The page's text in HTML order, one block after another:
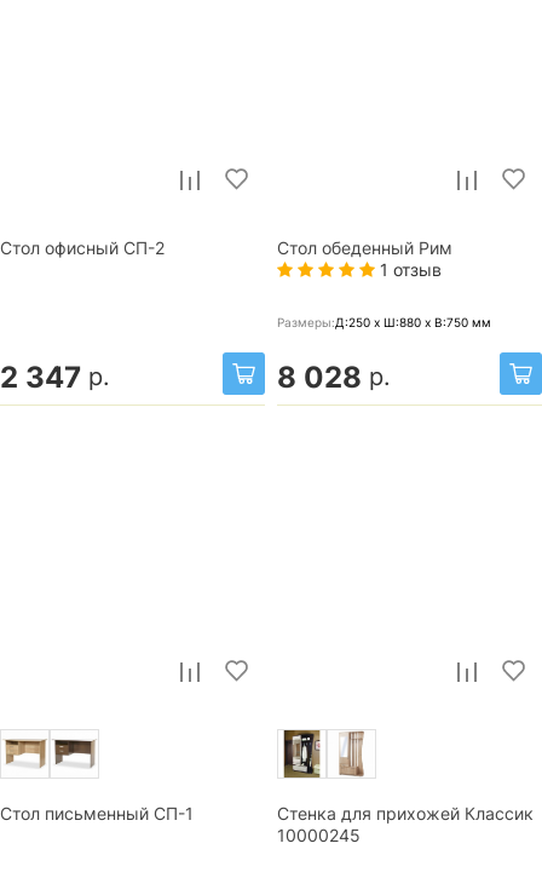
Стол офисный СП-2
2 347 р.
Стол обеденный Рим
1 отзыв
Размеры:Д:250 x Ш:880 x В:750 мм
8 028 р.
Стол письменный СП-1
Стенка для прихожей Классик
10000245